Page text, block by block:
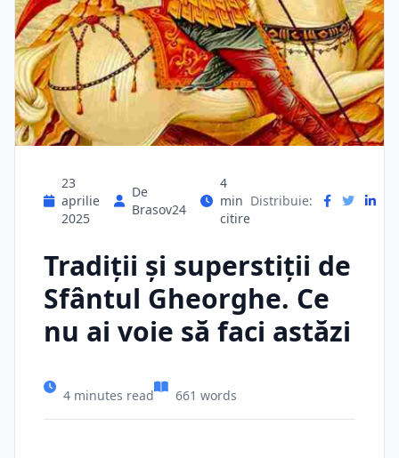
23
aprilie
2025
De
Brasov24
4
min
citire
Distribuie:
Tradiţii şi superstiţii de
Sfântul Gheorghe. Ce
nu ai voie să faci astăzi
4 minutes read 661 words